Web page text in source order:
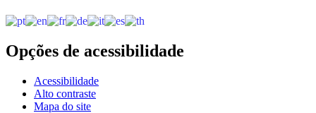
Opções de acessibilidade
Acessibilidade
Alto contraste
Mapa do site